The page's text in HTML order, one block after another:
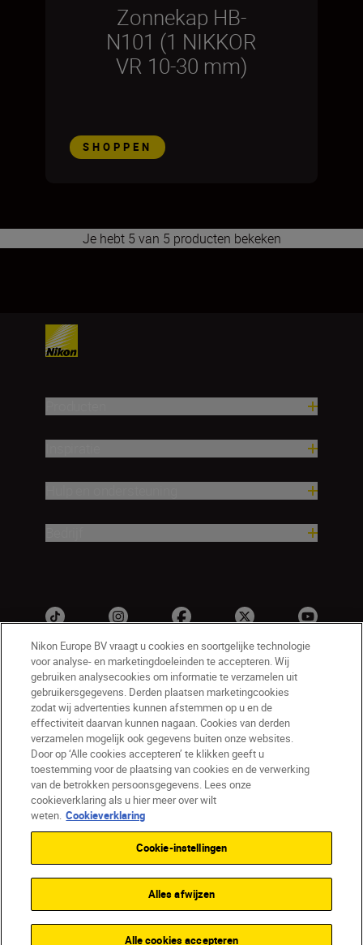
Zonnekap HB-
N101 (1 NIKKOR
VR 10-30 mm)
SHOPPEN
Je hebt 5 van 5 producten bekeken
NL Nikon Sites
Contact opnemen
Privacyverklaring
Gebruiksvoorwaarden
Nikon Store - Algemene voorwaarden
Cookieverklaring
Toegankelijkheid
Cookie-instellingen
Nikon Europe BV vraagt u cookies en soortgelijke technologie
voor analyse- en marketingdoeleinden te accepteren. Wij
gebruiken analysecookies om informatie te verzamelen uit
gebruikersgegevens. Derden plaatsen marketingcookies
zodat wij advertenties kunnen afstemmen op u en de
effectiviteit daarvan kunnen nagaan. Cookies van derden
verzamelen mogelijk ook gegevens buiten onze websites.
Door op ‘Alle cookies accepteren’ te klikken geeft u
toestemming voor de plaatsing van cookies en de verwerking
van de betrokken persoonsgegevens. Lees onze
cookieverklaring als u hier meer over wilt
weten. Cookieverklaring
Cookie-instellingen
Alles afwijzen
Alle cookies accepteren